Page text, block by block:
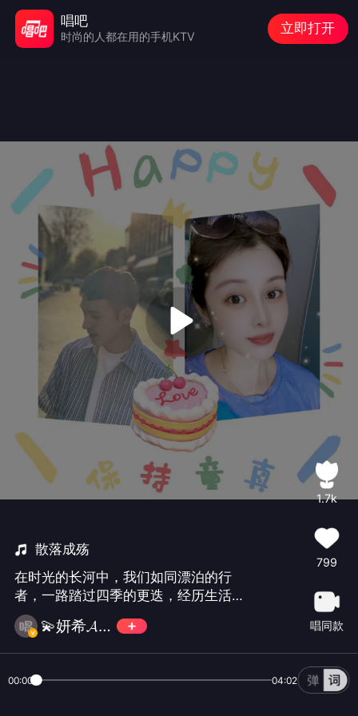
散落成殇
在时光的长河中，我们如同漂泊的行
者，一路踏过四季的更迭，经历生活的
起起落落。那些曾经炽热的梦想、真挚
的情感与珍贵的瞬间，如同繁星般璀
璨， 岁月如歌，散落成殇。那些曾经的
人的旋律。✨✨✨✨🌟✨✨✨✨
💫妍希𝓐𝓘𝓚 ✨
1.7k
799
唱同款
00:00 04:02
唱吧
时尚的人都在用的手机KTV
立即打开